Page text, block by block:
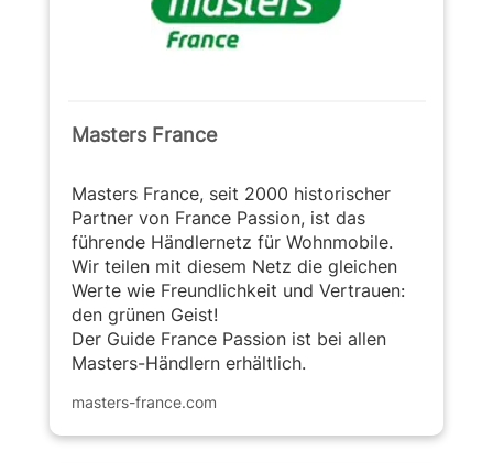
masters-france.com
Masters France
Masters France, seit 2000 historischer
Partner von France Passion, ist das
führende Händlernetz für Wohnmobile.
Wir teilen mit diesem Netz die gleichen
Werte wie Freundlichkeit und Vertrauen:
den grünen Geist!
Der Guide France Passion ist bei allen
Masters-Händlern erhältlich.